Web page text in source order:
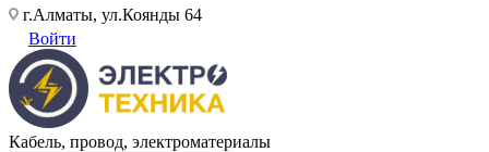
г.Алматы, ул.Коянды 64
Войти
Кабель, провод, электроматериалы